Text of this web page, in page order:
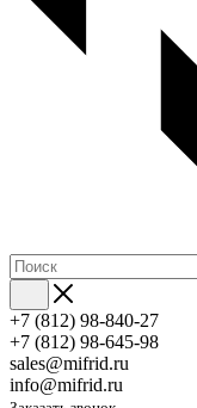
+7 (812) 98-840-27
+7 (812) 98-645-98
sales@mifrid.ru
info@mifrid.ru